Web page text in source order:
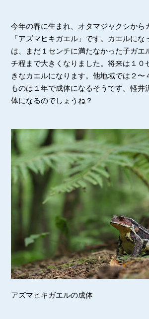
今年の春に生まれ、オタマジャクシから
「アズマヒキガエル」です。カエルにな
は、まだ１センチに満たなかった子ガエ
チ程まで大きくなりました。将来は１０
きなカエルになります。他地域では２〜
ものは１年で成体になるそうです。軽井
体になるのでしょうね？
アズマヒキガエルの成体